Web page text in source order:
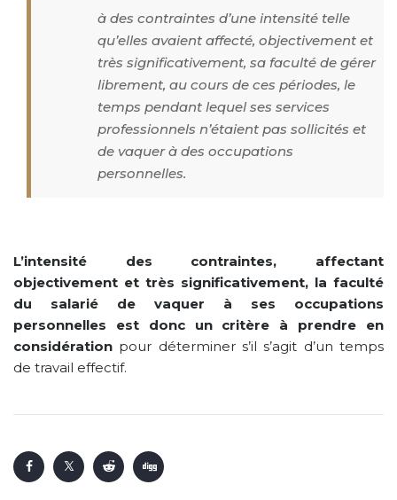
à des contraintes d’une intensité telle
qu’elles avaient affecté, objectivement et
très significativement, sa faculté de gérer
librement, au cours de ces périodes, le
temps pendant lequel ses services
professionnels n’étaient pas sollicités et
de vaquer à des occupations
personnelles.
L’intensité des contraintes, affectant
objectivement et très significativement, la faculté
du salarié de vaquer à ses occupations
personnelles est donc un critère à prendre en
considération pour déterminer s’il s’agit d’un temps
de travail effectif.